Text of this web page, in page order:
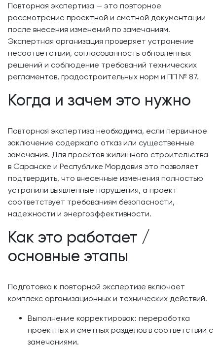
Повторная экспертиза — это повторное
рассмотрение проектной и сметной документации
после внесения изменений по замечаниям.
Экспертная организация проверяет устранение
несоответствий, согласованность обновлённых
решений и соблюдение требований технических
регламентов, градостроительных норм и ПП № 87.
Когда и зачем это нужно
Повторная экспертиза необходима, если первичное
заключение содержало отказ или существенные
замечания. Для проектов жилищного строительства
в Саранске и Республике Мордовия это позволяет
подтвердить, что внесенные изменения полностью
устранили выявленные нарушения, а проект
соответствует требованиям безопасности,
надежности и энергоэффективности.
Как это работает /
основные этапы
Подготовка к повторной экспертизе включает
комплекс организационных и технических действий.
Выполнение корректировок: переработка
проектных и сметных разделов в соответствии с
замечаниями.